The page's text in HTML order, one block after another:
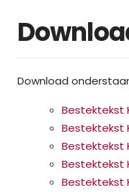
Download
Bestektekst
Bestektekst
Bestektekst
Bestektekst
Bestektekst